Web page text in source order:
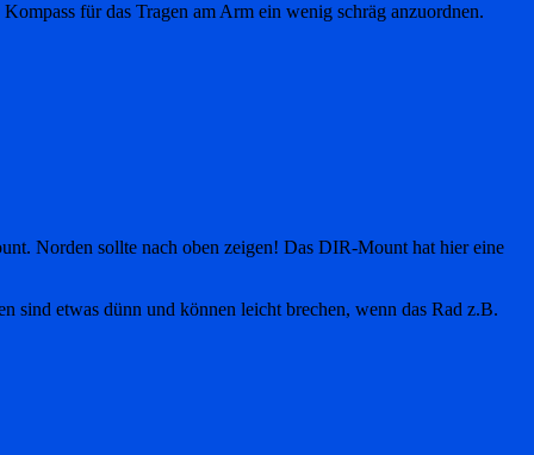
für das Tragen am Arm ein wenig schräg anzuordnen.
Norden sollte nach oben zeigen! Das DIR-Mount hat hier eine
etwas dünn und können leicht brechen, wenn das Rad z.B.